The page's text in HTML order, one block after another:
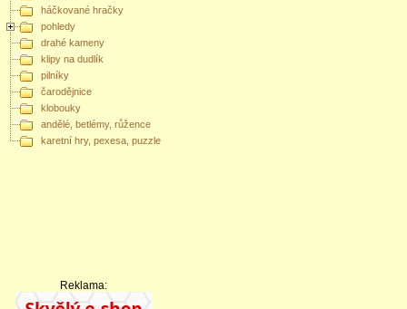
háčkované hračky
pohledy
drahé kameny
klipy na dudlík
pilníky
čarodějnice
klobouky
andělé, betlémy, růžence
karetní hry, pexesa, puzzle
Reklama: